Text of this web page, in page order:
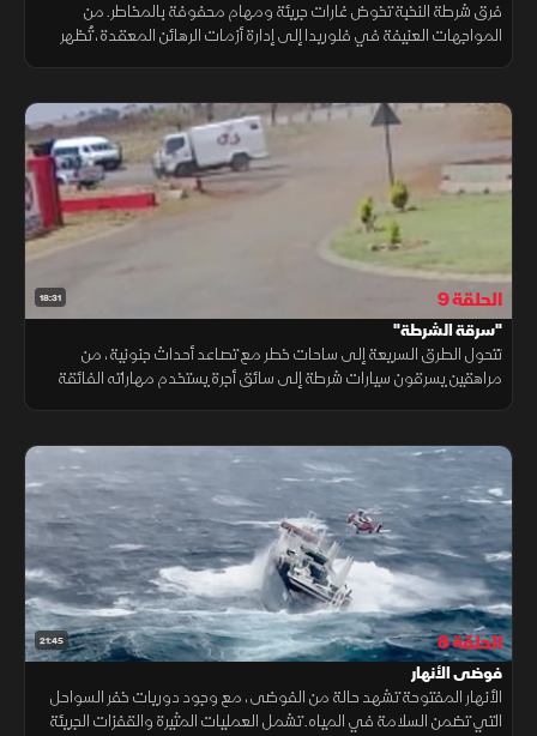
فرق شرطة النخبة تخوض غارات جريئة ومهام محفوفة بالمخاطر. من
المواجهات العنيفة في فلوريدا إلى إدارة أزمات الرهائن المعقدة، تُظهر
18:31 الحلقة 9
"سرقة الشرطة"
تتحول الطرق السريعة إلى ساحات خطر مع تصاعد أحداث جنونية، من
مراهقين يسرقون سيارات شرطة إلى سائق أجرة يستخدم مهاراته الفائقة
21:45 الحلقة 8
فوضى الأنهار
الأنهار المفتوحة تشهد حالة من الفوضى، مع وجود دوريات خفر السواحل
التي تضمن السلامة في المياه. تشمل العمليات المثيرة والقفزات الجريئة